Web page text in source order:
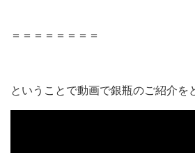
＝＝＝＝＝＝＝＝
ということで動画で銀瓶のご紹介を